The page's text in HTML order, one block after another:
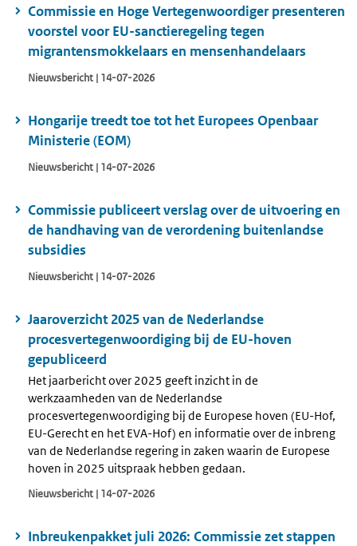
Commissie en Hoge Vertegenwoordiger presenteren
voorstel voor EU-sanctieregeling tegen
migrantensmokkelaars en mensenhandelaars
Nieuwsbericht | 14-07-2026
Hongarije treedt toe tot het Europees Openbaar
Ministerie (EOM)
Nieuwsbericht | 14-07-2026
Commissie publiceert verslag over de uitvoering en
de handhaving van de verordening buitenlandse
subsidies
Nieuwsbericht | 14-07-2026
Jaaroverzicht 2025 van de Nederlandse
procesvertegenwoordiging bij de EU-hoven
gepubliceerd
Het jaarbericht over 2025 geeft inzicht in de
werkzaamheden van de Nederlandse
procesvertegenwoordiging bij de Europese hoven (EU-Hof,
EU-Gerecht en het EVA-Hof) en informatie over de inbreng
van de Nederlandse regering in zaken waarin de Europese
hoven in 2025 uitspraak hebben gedaan.
Nieuwsbericht | 14-07-2026
Inbreukenpakket juli 2026: Commissie zet stappen